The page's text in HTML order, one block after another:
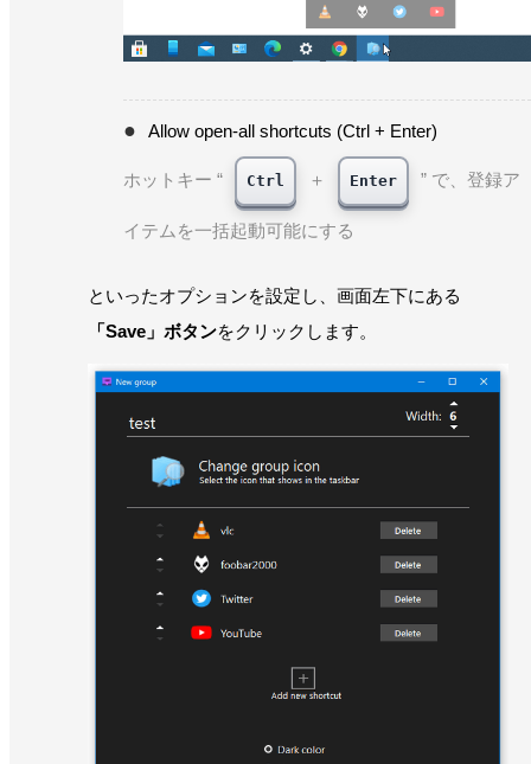
Allow open-all shortcuts (Ctrl + Enter)
ホットキー “ Ctrl ＋ Enter ” で、登録ア
イテムを一括起動可能にする
といったオプションを設定し、画面左下にある
「Save」ボタンをクリックします。